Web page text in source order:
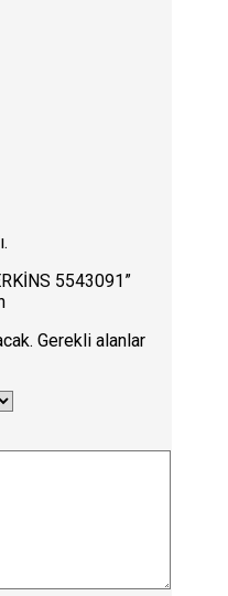
5543091”
Gerekli alanlar